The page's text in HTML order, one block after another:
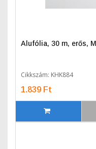
Alufólia, 30 m, erős,
Cikkszám: KHK884
1.839 Ft